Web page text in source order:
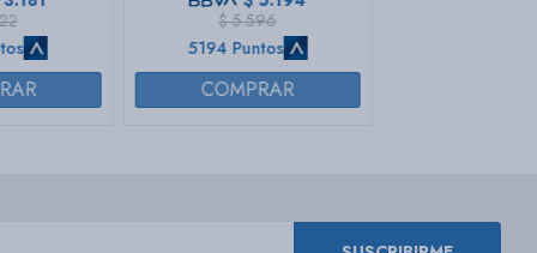
$ 5.596
5194 Puntos